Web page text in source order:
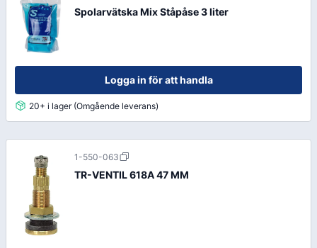
Spolarvätska Mix Ståpåse 3 liter
Logga in för att handla
20+ i lager (Omgående leverans)
1-550-063
TR-VENTIL 618A 47 MM